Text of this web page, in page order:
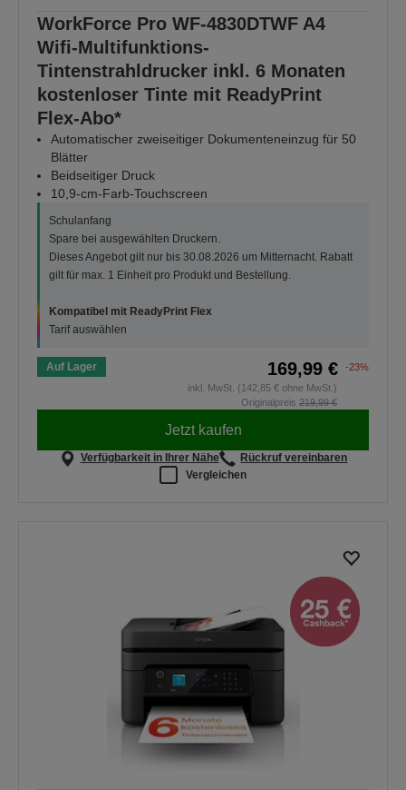
WorkForce Pro WF-4830DTWF A4
Wifi-Multifunktions-
Tintenstrahldrucker inkl. 6 Monaten
kostenloser Tinte mit ReadyPrint
Flex-Abo*
Automatischer zweiseitiger Dokumenteneinzug für 50
Blätter
Beidseitiger Druck
10,9-cm-Farb-Touchscreen
Schulanfang
Spare bei ausgewählten Druckern.
Dieses Angebot gilt nur bis 30.08.2026 um Mitternacht. Rabatt
gilt für max. 1 Einheit pro Produkt und Bestellung.
Kompatibel mit ReadyPrint Flex
Tarif auswählen
Auf Lager 169,99 €
-23%
inkl. MwSt. (142,85 € ohne MwSt.)
Originalpreis 219,99 €
Jetzt kaufen
Verfügbarkeit in Ihrer Nähe
Rückruf vereinbaren
Vergleichen